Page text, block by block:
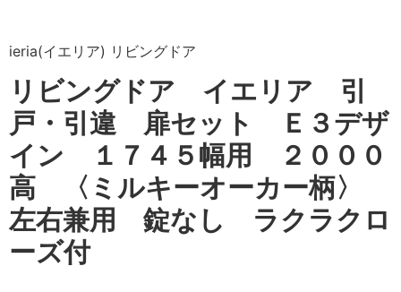
ieria(イエリア) リビングドア
リビングドア イエリア 引
戸・引違 扉セット Ｅ３デザ
イン １７４５幅用 ２０００
高 〈ミルキーオーカー柄〉
左右兼用 錠なし ラクラクロ
ーズ付